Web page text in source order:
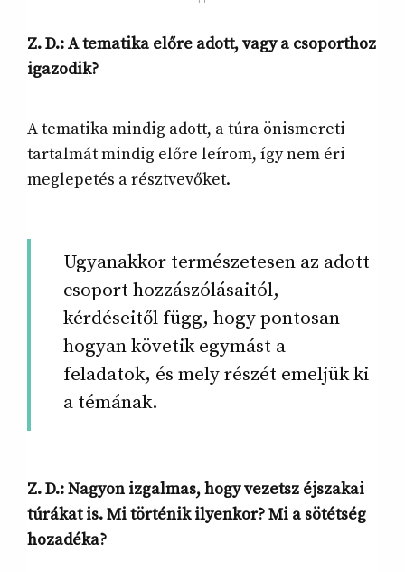
Z. D.: A tematika előre adott, vagy a csoporthoz
igazodik?
A tematika mindig adott, a túra önismereti
tartalmát mindig előre leírom, így nem éri
meglepetés a résztvevőket.
Ugyanakkor természetesen az adott
csoport hozzászólásaitól,
kérdéseitől függ, hogy pontosan
hogyan követik egymást a
feladatok, és mely részét emeljük ki
a témának.
Z. D.: Nagyon izgalmas, hogy vezetsz éjszakai
túrákat is. Mi történik ilyenkor? Mi a sötétség
hozadéka?